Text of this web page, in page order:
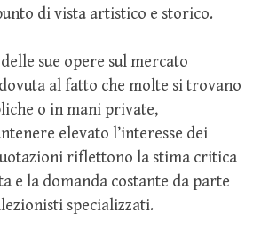
di vista artistico e storico.
sue opere sul mercato
al fatto che molte si trovano
o in mani private,
elevato l’interesse dei
riflettono la stima critica
e la domanda costante da parte
specializzati.